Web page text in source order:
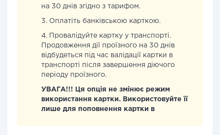
на 30 днів згідно з тарифом.
3. Оплатіть банківською карткою.
4. Провалідуйте картку у транспорті.
Продовження дії проїзного на 30 днів
відбудеться під час валідації картки в
транспорті після завершення діючого
періоду проїзного.
УВАГА!!! Ця опція не змінює режим
використання картки. Використовуйте її
лише для поповнення картки в